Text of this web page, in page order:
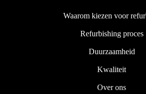
Waarom kiezen voor
Refurbishing proces
Duurzaamheid
Kwaliteit
Over ons